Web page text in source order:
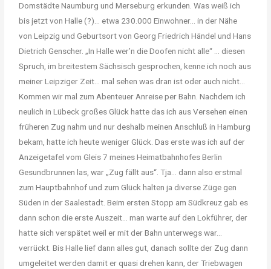
Domstädte Naumburg und Merseburg erkunden. Was weiß ich
bis jetzt von Halle (?)… etwa 230.000 Einwohner… in der Nähe
von Leipzig und Geburtsort von Georg Friedrich Händel und Hans
Dietrich Genscher. „In Halle wer’n die Doofen nicht alle“ … diesen
Spruch, im breitestem Sächsisch gesprochen, kenne ich noch aus
meiner Leipziger Zeit… mal sehen was dran ist oder auch nicht…
Kommen wir mal zum Abenteuer Anreise per Bahn. Nachdem ich
neulich in Lübeck großes Glück hatte das ich aus Versehen einen
früheren Zug nahm und nur deshalb meinen Anschluß in Hamburg
bekam, hatte ich heute weniger Glück. Das erste was ich auf der
Anzeigetafel vom Gleis 7 meines Heimatbahnhofes Berlin
Gesundbrunnen las, war „Zug fällt aus“. Tja… dann also erstmal
zum Hauptbahnhof und zum Glück halten ja diverse Züge gen
Süden in der Saalestadt. Beim ersten Stopp am Südkreuz gab es
dann schon die erste Auszeit… man warte auf den Lokführer, der
hatte sich verspätet weil er mit der Bahn unterwegs war…
verrückt. Bis Halle lief dann alles gut, danach sollte der Zug dann
umgeleitet werden damit er quasi drehen kann, der Triebwagen